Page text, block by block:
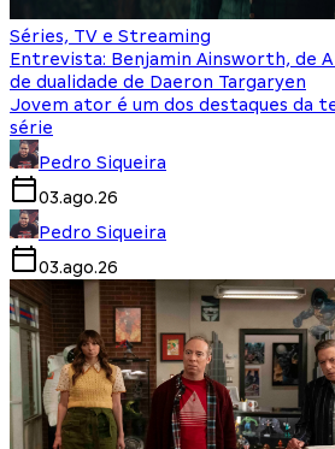
Séries, TV e Streaming
Entrevista: Benjamin Ainsworth, de A
de dualidade de Daeron Targaryen
Jovem ator é um dos destaques da
série
Pedro Siqueira
03.ago.26
Pedro Siqueira
03.ago.26